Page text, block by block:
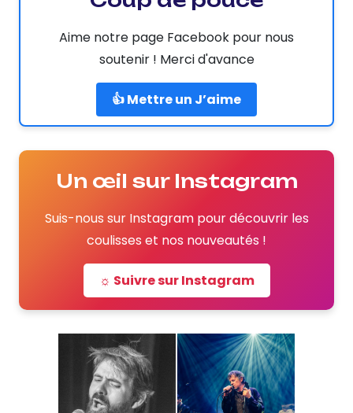
Aime notre page Facebook pour nous
soutenir ! Merci d'avance
👍 Mettre un J’aime
Un œil sur Instagram
Suis-nous sur Instagram pour découvrir les
coulisses et nos nouveautés !
☼ Suivre sur Instagram